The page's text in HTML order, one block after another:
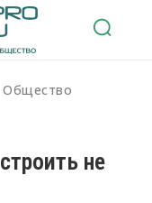
Общество
не